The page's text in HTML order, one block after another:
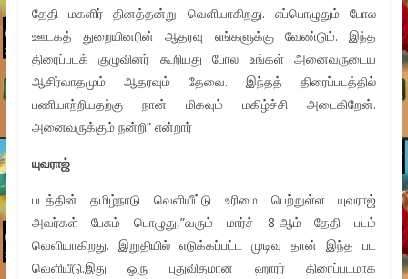
தேதி மகளிர் தினத்தன்று வெளியாகிறது. எப்பொழுதும் போல
ஊடகத் துறையினரின் ஆதரவு எங்களுக்கு வேண்டும். இந்த
திரைப்படக் குழுவினர் கூறியது போல உங்கள் அனைவருடைய
ஆசிர்வாதமும் ஆதரவும் தேவை. இந்தத் திரைப்படத்தில்
பணியாற்றியதற்கு நான் மிகவும் மகிழ்ச்சி அடைகிறேன்.
அனைவருக்கும் நன்றி” என்றார்
யுவராஜ்
படத்தின் தமிழ்நாடு வெளியீட்டு உரிமை பெற்றுள்ள யுவராஜ்
அவர்கள் பேசும் பொழுது,”வரும் மார்ச் 8-ஆம் தேதி படம்
வெளியாகிறது. இறுதியில் எடுக்கப்பட்ட முடிவு தான் இந்த பட
வெளியீடு.இது ஒரு புதுவிதமான ஹாரர் திரைப்படமாக